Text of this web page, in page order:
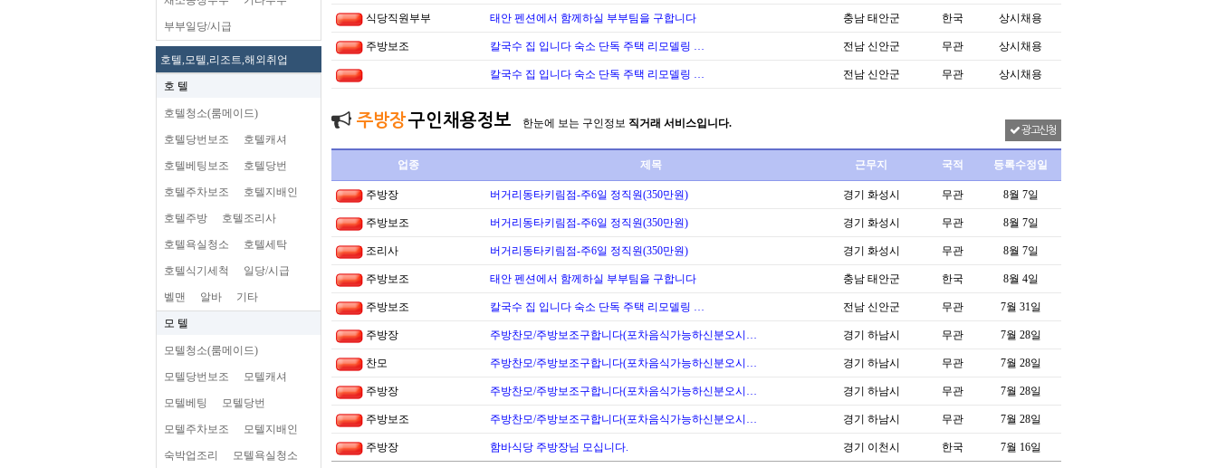
부부일당/시급
호텔,모텔,리조트,해외취업
호 텔
호텔청소(룸메이드)
호텔당번보조 호텔캐셔
호텔베팅보조 호텔당번
호텔주차보조 호텔지배인
호텔주방 호텔조리사
호텔욕실청소 호텔세탁
호텔식기세척 일당/시급
벨맨 알바 기타
모 텔
모텔청소(룸메이드)
모텔당번보조 모텔캐셔
모텔베팅 모텔당번
모텔주차보조 모텔지배인
숙박업조리 모텔욕실청소
식당직원부부 태안 펜션에서 함께하실 부부팀을 구합니다 충남 태안군 한국 상시채용
주방보조 칼국수 집 입니다 숙소 단독 주택 리모델링 … 전남 신안군 무관 상시채용
칼국수 집 입니다 숙소 단독 주택 리모델링 … 전남 신안군 무관 상시채용
주방장구인채용정보 한눈에 보는 구인정보 직거래 서비스입니다.
광고신청
업종 제목 근무지 국적 등록수정일
주방장 버거리동타키림점-주6일 정직원(350만원) 경기 화성시 무관 8월 7일
주방보조 버거리동타키림점-주6일 정직원(350만원) 경기 화성시 무관 8월 7일
조리사 버거리동타키림점-주6일 정직원(350만원) 경기 화성시 무관 8월 7일
주방보조 태안 펜션에서 함께하실 부부팀을 구합니다 충남 태안군 한국 8월 4일
주방보조 칼국수 집 입니다 숙소 단독 주택 리모델링 … 전남 신안군 무관 7월 31일
주방장 주방찬모/주방보조구합니다(포차음식가능하신분오시… 경기 하남시 무관 7월 28일
찬모 주방찬모/주방보조구합니다(포차음식가능하신분오시… 경기 하남시 무관 7월 28일
주방장 주방찬모/주방보조구합니다(포차음식가능하신분오시… 경기 하남시 무관 7월 28일
주방보조 주방찬모/주방보조구합니다(포차음식가능하신분오시… 경기 하남시 무관 7월 28일
주방장 함바식당 주방장님 모십니다. 경기 이천시 한국 7월 16일